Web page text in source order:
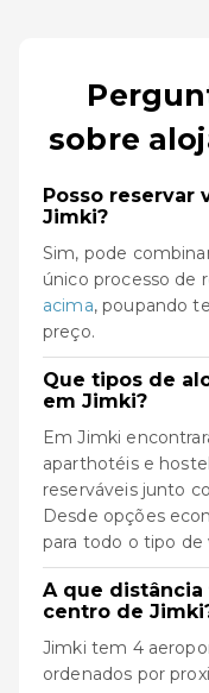
sobre
Posso reservar
Jimki?
Sim, pode
único processo de
acima, poupando
preço.
Que tipos de
em Jimki?
Em Jimki
aparthotéis e
reserváveis junto
Desde opções
para todo o tipo de
A que
centro de
Jimki tem 4
ordenados por